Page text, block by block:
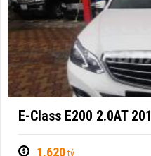
E-Class E200 2.0AT
1,620tỷ